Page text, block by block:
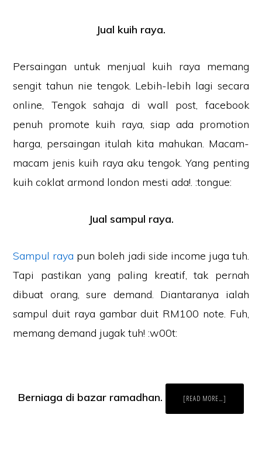
Jual kuih raya.
Persaingan untuk menjual kuih raya memang
sengit tahun nie tengok. Lebih-lebih lagi secara
online, Tengok sahaja di wall post, facebook
penuh promote kuih raya, siap ada promotion
harga, persaingan itulah kita mahukan. Macam-
macam jenis kuih raya aku tengok. Yang penting
kuih coklat armond london mesti ada!. :tongue:
Jual sampul raya.
Sampul raya pun boleh jadi side income juga tuh.
Tapi pastikan yang paling kreatif, tak pernah
dibuat orang, sure demand. Diantaranya ialah
sampul duit raya gambar duit RM100 note. Fuh,
memang demand jugak tuh! :w00t:
Berniaga di bazar ramadhan. [READ MORE…]
DUIT